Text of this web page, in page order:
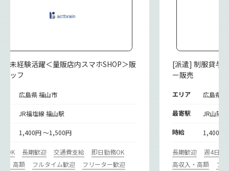
] 未経験活躍＜量販店内スマホSHOP＞販
タッフ
広島県 福山市
JR福塩線 福山駅
1,400円 ～1,500円
OK 長期歓迎 交通費支給
即日勤務OK
・高額
フルタイム歓迎
フリーター歓迎
[派遣] 制服貸与
ー販売
エリア 広島県
最寄駅 JR山陽
時給 1,400円
長期歓迎
週4日以
高収入・高額
フ